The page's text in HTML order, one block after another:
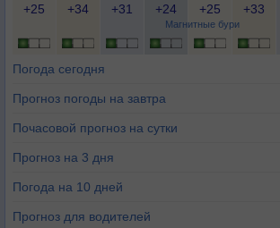
Магнитные бури
+25 +34 +31 +24 +25 +33
Погода сегодня
Прогноз погоды на завтра
Почасовой прогноз на сутки
Прогноз на 3 дня
Погода на 10 дней
Прогноз для водителей